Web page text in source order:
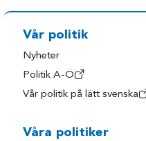
Vår politik
Nyheter
Politik A-Ö
Vår politik på lätt svenska
Våra politiker